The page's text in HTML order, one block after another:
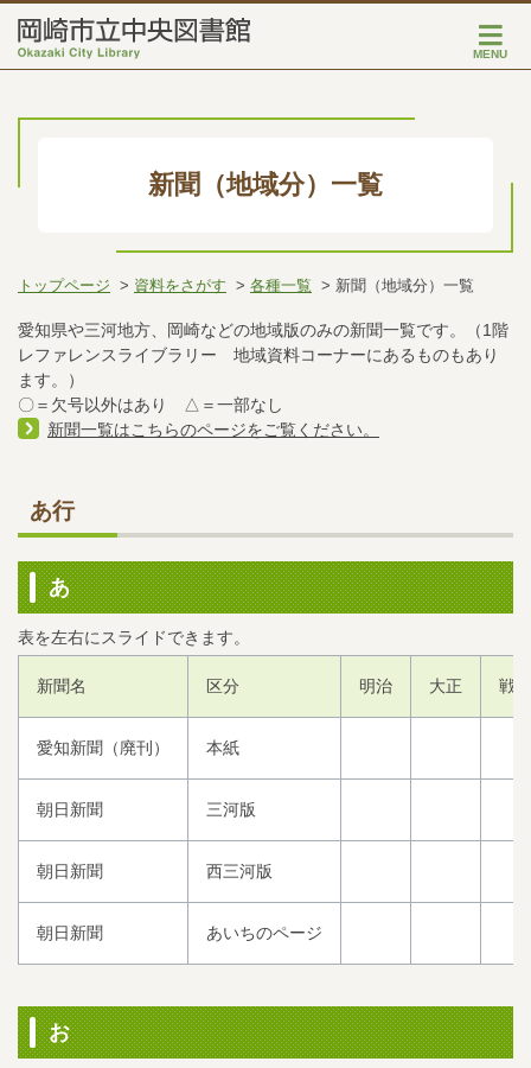
MENU
新聞（地域分）一覧
トップページ 資料をさがす 各種一覧 新聞（地域分）一覧
愛知県や三河地方、岡崎などの地域版のみの新聞一覧です。（1階
レファレンスライブラリー 地域資料コーナーにあるものもあり
ます。）
〇＝欠号以外はあり △＝一部なし
新聞一覧はこちらのページをご覧ください。
あ行
あ
新聞名 区分 明治 大正 戦前
愛知新聞（廃刊） 本紙
朝日新聞 三河版
朝日新聞 西三河版
朝日新聞 あいちのページ
お